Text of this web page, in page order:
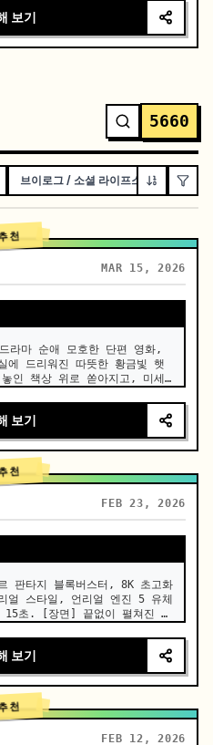
보기
5660
브이로그 / 소셜 라이프스타일
천
MAR 15, 2026
라마 순애 모호한 단편 영화,
에 드리워진 따뜻한 황금빛 햇
인 책상 위로 쏟아지고, 미세
임, 호흡, 눈빛의 긴장감, 캐릭
트 없이 일관된 얼굴, 의상, 헤
춰 실제 가슴이 미세하게 오르
미하게…
보기
천
FEB 23, 2026
판타지 블록버스터, 8K 초고화
얼 스타일, 언리얼 엔진 5 유체
초. [장면] 끝없이 펼쳐진 실
울처럼 완벽하게 반사하며, 전
운 톤을 연출한다. [00:00-
과 도자기 피부. 카메라 위
보기
천
FEB 12, 2026